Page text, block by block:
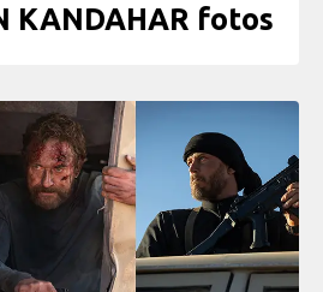
KANDAHAR fotos